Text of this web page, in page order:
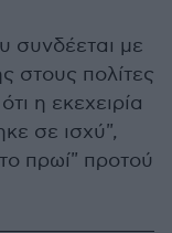
συνδέεται με
στους πολίτες
η εκεχειρία
σε ισχύ",
πρωί" προτού